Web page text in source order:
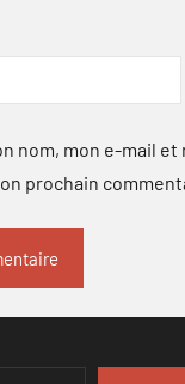
nom, mon e-mail et
prochain